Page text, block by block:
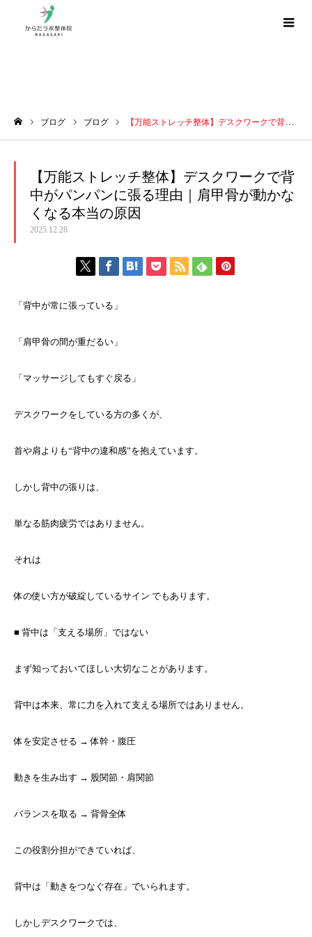
ブログ ブログ 【万能ストレッチ整体】デスクワークで背中がパンパンに張る理由｜肩甲骨が動かなくなる本当の原因
【万能ストレッチ整体】デスクワークで背
中がパンパンに張る理由｜肩甲骨が動かな
くなる本当の原因
2025.12.28
「背中が常に張っている」
「肩甲骨の間が重だるい」
「マッサージしてもすぐ戻る」
デスクワークをしている方の多くが、
首や肩よりも“背中の違和感”を抱えています。
しかし背中の張りは、
単なる筋肉疲労ではありません。
それは
体の使い方が破綻しているサイン でもあります。
■ 背中は「支える場所」ではない
まず知っておいてほしい大切なことがあります。
背中は本来、常に力を入れて支える場所ではありません。
体を安定させる → 体幹・腹圧
動きを生み出す → 股関節・肩関節
バランスを取る → 背骨全体
この役割分担ができていれば、
背中は「動きをつなぐ存在」でいられます。
しかしデスクワークでは、